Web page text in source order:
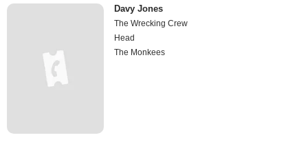
Davy Jones
The Wrecking Crew
Head
The Monkees